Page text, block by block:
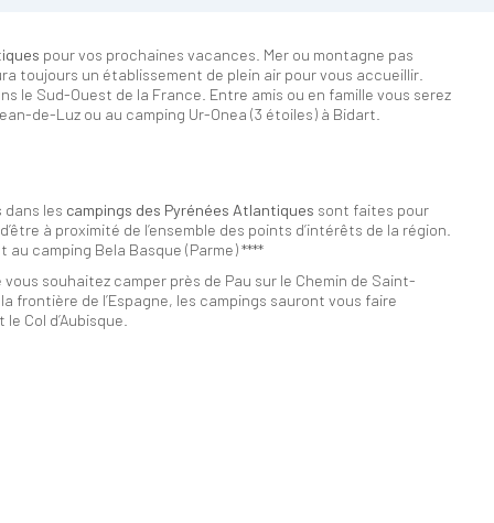
pour vos prochaines vacances. Mer ou montagne pas
toujours un établissement de plein air pour vous accueillir.
le Sud-Ouest de la France. Entre amis ou en famille vous serez
de-Luz ou au camping Ur-Onea (3 étoiles) à Bidart.
dans les campings des Pyrénées Atlantiques sont faites pour
à proximité de l’ensemble des points d’intérêts de la région.
camping Bela Basque (Parme) ****
souhaitez camper près de Pau sur le Chemin de Saint-
frontière de l’Espagne, les campings sauront vous faire
Col d’Aubisque.